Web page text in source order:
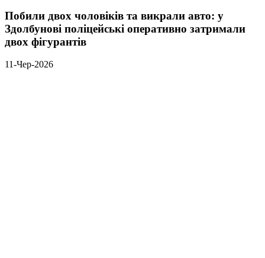
Побили двох чоловіків та викрали авто: у
Здолбунові поліцейські оперативно затримали
двох фігурантів
11-Чер-2026